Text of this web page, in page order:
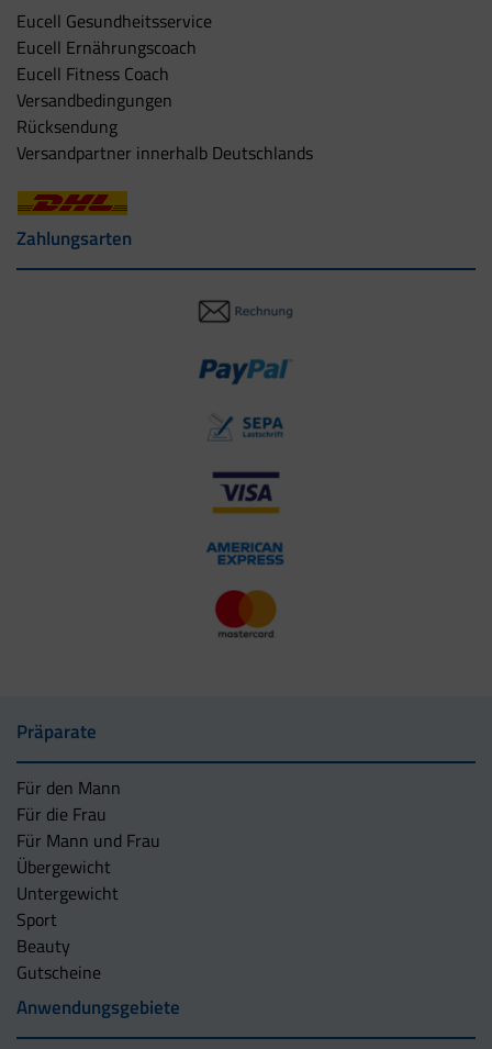
Eucell Gesundheitsservice
Eucell Ernährungscoach
Eucell Fitness Coach
Versandbedingungen
Rücksendung
Versandpartner innerhalb Deutschlands
Zahlungsarten
Präparate
Für den Mann
Für die Frau
Für Mann und Frau
Übergewicht
Untergewicht
Sport
Beauty
Gutscheine
Anwendungsgebiete